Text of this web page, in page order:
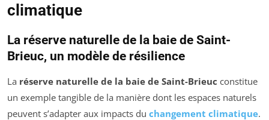
climatique
La réserve naturelle de la baie de Saint-
Brieuc, un modèle de résilience
La réserve naturelle de la baie de Saint-Brieuc constitue
un exemple tangible de la manière dont les espaces naturels
peuvent s’adapter aux impacts du changement climatique.